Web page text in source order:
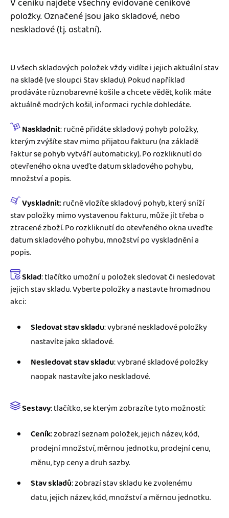
Spřátelené účetní
Katalog doplňků
Jak se vyznat ve fakturaci
Blog
Fakturační poradna
položky. Označené jsou jako skladové, nebo
neskladové (tj. ostatní).
U všech skladových položek vždy vidíte i jejich aktuální stav
na skladě (ve sloupci Stav skladu). Pokud například
prodáváte různobarevné košile a chcete vědět, kolik máte
aktuálně modrých košil, informaci rychle dohledáte.
Naskladnit: ručně přidáte skladový pohyb položky,
kterým zvýšíte stav mimo přijatou fakturu (na základě
faktur se pohyb vytváří automaticky). Po rozkliknutí do
otevřeného okna uveďte datum skladového pohybu,
množství a popis.
Vyskladnit: ručně vložíte skladový pohyb, který sníží
stav položky mimo vystavenou fakturu, může jít třeba o
ztracené zboží. Po rozkliknutí do otevřeného okna uveďte
datum skladového pohybu, množství po vyskladnění a
popis.
Sklad: tlačítko umožní u položek sledovat či nesledovat
jejich stav skladu. Vyberte položky a nastavte hromadnou
akci:
Sledovat stav skladu: vybrané neskladové položky
nastavíte jako skladové.
Nesledovat stav skladu: vybrané skladové položky
naopak nastavíte jako neskladové.
Sestavy: tlačítko, se kterým zobrazíte tyto možnosti:
Ceník: zobrazí seznam položek, jejich název, kód,
prodejní množství, měrnou jednotku, prodejní cenu,
měnu, typ ceny a druh sazby.
Stav skladů: zobrazí stav skladu ke zvolenému
datu, jejich název, kód, množství a měrnou jednotku.